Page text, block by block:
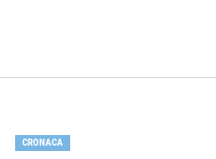
CRONACA